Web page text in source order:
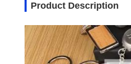
Product Description